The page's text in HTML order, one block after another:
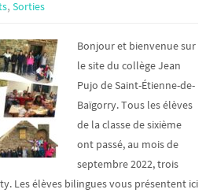
,Sorties
Bonjour et bienvenue sur
le site du collège Jean
Pujo de Saint-Étienne-de-
Baïgorry. Tous les élèves
de la classe de sixième
ont passé, au mois de
septembre 2022, trois
Les élèves bilingues vous présentent ici